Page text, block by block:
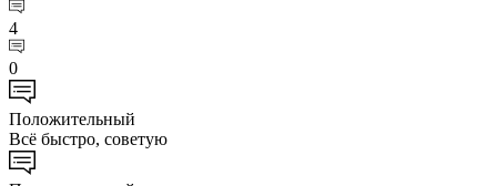
4
0
Положительный
Всё быстро, советую